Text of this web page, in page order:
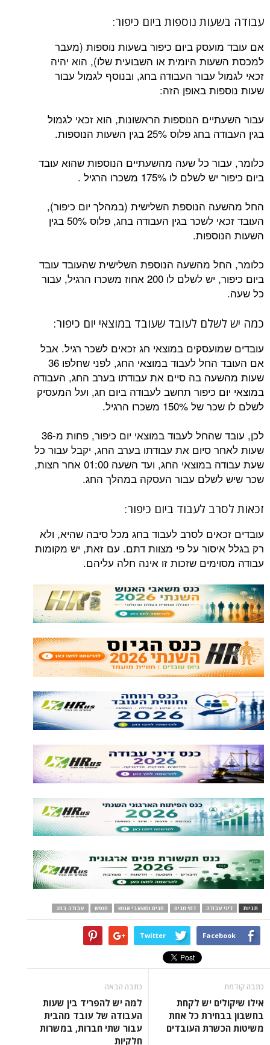
עבודה בשעות נוספות ביום כיפור:
אם עובד מועסק ביום כיפור בשעות נוספות (מעבר
למכסת השעות היומית או השבועית שלו), הוא יהיה
זכאי לגמול עבור העבודה בחג, ובנוסף לגמול עבור
שעות נוספות באופן הזה:
עבור השעתיים הנוספות הראשונות, הוא זכאי לגמול
בגין העבודה בחג פלוס 25% בגין השעות הנוספות.
כלומר, עבור כל שעה מהשעתיים הנוספות שהוא עובד
ביום כיפור יש לשלם לו 175% משכרו הרגיל .
החל מהשעה הנוספת השלישית (במהלך יום כיפור),
העובד זכאי לשכר בגין העבודה בחג, פלוס 50% בגין
השעות הנוספות.
כלומר, החל מהשעה הנוספת השלישית שהעובד עובד
ביום כיפור, יש לשלם לו 200 אחוז משכרו הרגיל, עבור
כל שעה.
כמה יש לשלם לעובד שעובד במוצאי יום כיפור:
עובדים שמועסקים במוצאי חג זכאים לשכר רגיל. אבל
אם העובד החל לעבוד במוצאי החג, לפני שחלפו 36
שעות מהשעה בה סיים את עבודתו בערב החג, העבודה
במוצאי יום כיפור תחשב לעבודה ביום חג, ועל המעסיק
לשלם לו שכר של 150% משכרו הרגיל.
לכן, עובד שהחל לעבוד במוצאי יום כיפור, פחות מ-36
שעות לאחר סיום את עבודתו בערב החג, יקבל עבור כל
שעת עבודה במוצאי החג, ועד השעה 01:00 אחר חצות,
שכר שיש לשלם עבור העסקה במהלך החג.
זכאות לסרב לעבוד ביום כיפור:
עובדים זכאים לסרב לעבוד בחג מכל סיבה שהיא, ולא
רק בגלל איסור על פי מצוות דתם. עם זאת, יש מקומות
עבודה מסוימים שזכות זו אינה חלה עליהם.
תגיות דיני עבודה דמי חגים חגים ומשאבי אנוש חופש עבודה בחג
Facebook
Twitter
כתבה קודמת
אילו שיקולים יש לקחת
בחשבון בבחירת כל אחת
משיטות הכשרת העובדים
כתבה הבאה
למה יש להפריד בין שעות
העבודה של עובד מהבית
עבור שתי חברות, במשרות
חלקיות